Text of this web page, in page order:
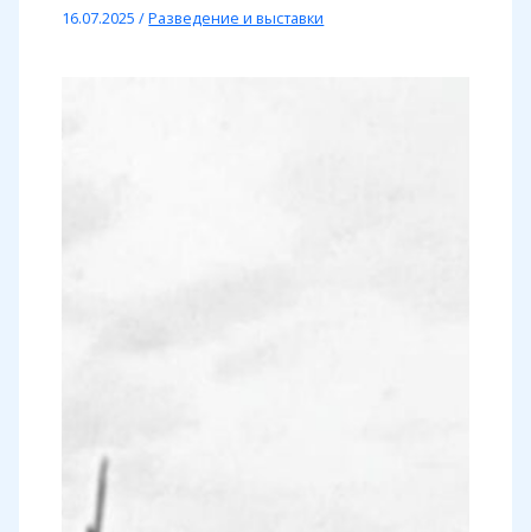
16.07.2025/Разведение и выставки